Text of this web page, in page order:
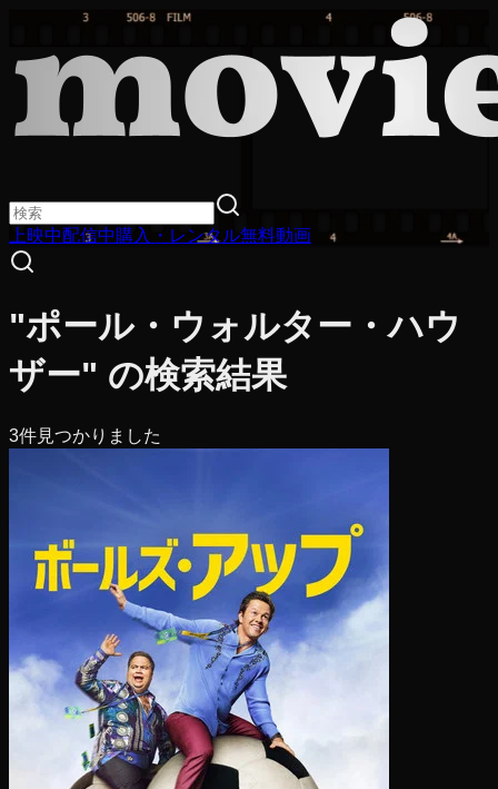
上映中配信中購入・レンタル無料動画
"ポール・ウォルター・ハウ
ザー" の検索結果
3件見つかりました